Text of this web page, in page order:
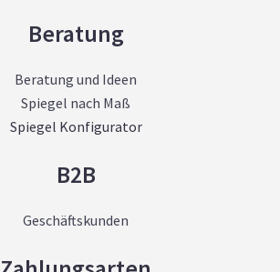
Beratung
Beratung und Ideen
Spiegel nach Maß
Spiegel Konfigurator
B2B
Geschäftskunden